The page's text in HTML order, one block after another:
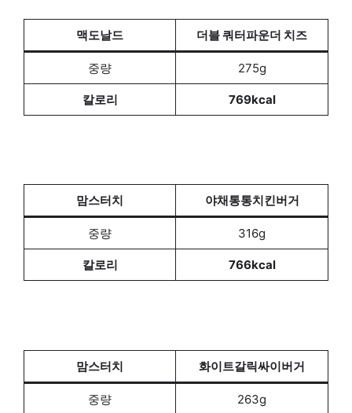
맥도날드 더블 쿼터파운더 치즈
중량 275g
칼로리 769kcal
맘스터치 야채통통치킨버거
중량 316g
칼로리 766kcal
맘스터치 화이트갈릭싸이버거
중량 263g